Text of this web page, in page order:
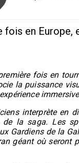
fois en
fois en
la puissance
interprète en
la saga. Les
Gardiens de la
géant où seront